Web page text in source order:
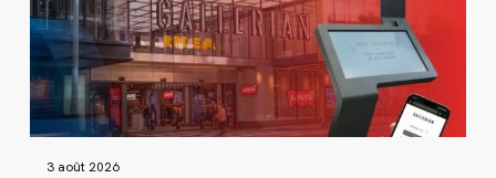
partenariat
durable
l’orientation
au
3 août 2026